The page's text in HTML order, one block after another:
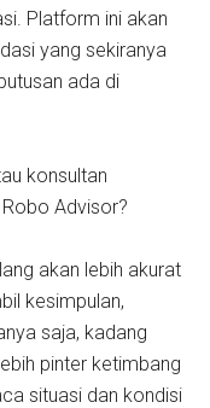
Platform ini akan
yang sekiranya
ada di
konsultan
Advisor?
akan lebih akurat
kesimpulan,
saja, kadang
pinter ketimbang
situasi dan kondisi